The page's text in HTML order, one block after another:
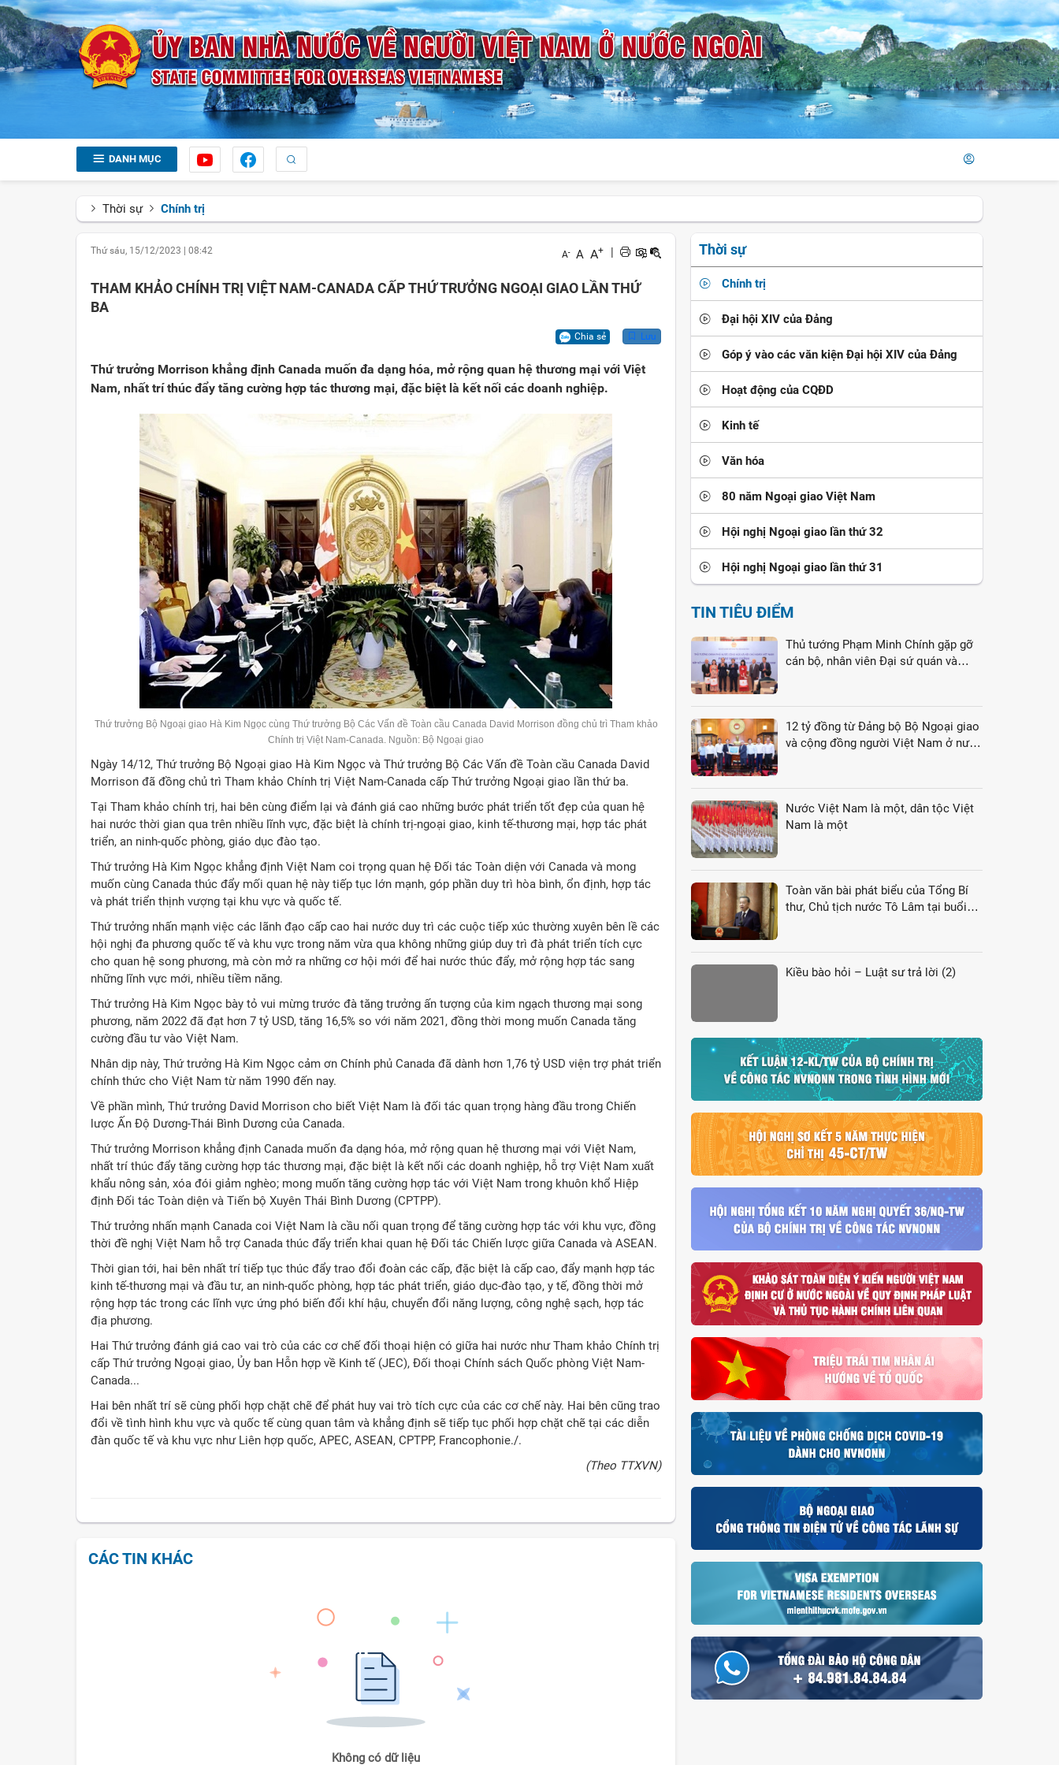
DANH MỤC
Thời sự Chính trị
Thứ sáu, 15/12/2023 08:42 A- A A+ |
THAM KHẢO CHÍNH TRỊ VIỆT NAM-CANADA CẤP THỨ TRƯỞNG NGOẠI GIAO LẦN THỨ
BA
Chia sẻ Lưu
Thứ trưởng Morrison khẳng định Canada muốn đa dạng hóa, mở rộng quan hệ thương mại với Việt
Nam, nhất trí thúc đẩy tăng cường hợp tác thương mại, đặc biệt là kết nối các doanh nghiệp.
Thứ trưởng Bộ Ngoại giao Hà Kim Ngọc cùng Thứ trưởng Bộ Các Vấn đề Toàn cầu Canada David Morrison đồng chủ trì Tham khảo
Chính trị Việt Nam-Canada. Nguồn: Bộ Ngoại giao
Ngày 14/12, Thứ trưởng Bộ Ngoại giao Hà Kim Ngọc và Thứ trưởng Bộ Các Vấn đề Toàn cầu Canada David
Morrison đã đồng chủ trì Tham khảo Chính trị Việt Nam-Canada cấp Thứ trưởng Ngoại giao lần thứ ba.
Tại Tham khảo chính trị, hai bên cùng điểm lại và đánh giá cao những bước phát triển tốt đẹp của quan hệ
hai nước thời gian qua trên nhiều lĩnh vực, đặc biệt là chính trị-ngoại giao, kinh tế-thương mại, hợp tác phát
triển, an ninh-quốc phòng, giáo dục đào tạo.
Thứ trưởng Hà Kim Ngọc khẳng định Việt Nam coi trọng quan hệ Đối tác Toàn diện với Canada và mong
muốn cùng Canada thúc đẩy mối quan hệ này tiếp tục lớn mạnh, góp phần duy trì hòa bình, ổn định, hợp tác
và phát triển thịnh vượng tại khu vực và quốc tế.
Thứ trưởng nhấn mạnh việc các lãnh đạo cấp cao hai nước duy trì các cuộc tiếp xúc thường xuyên bên lề các
hội nghị đa phương quốc tế và khu vực trong năm vừa qua không những giúp duy trì đà phát triển tích cực
cho quan hệ song phương, mà còn mở ra những cơ hội mới để hai nước thúc đẩy, mở rộng hợp tác sang
những lĩnh vực mới, nhiều tiềm năng.
Thứ trưởng Hà Kim Ngọc bày tỏ vui mừng trước đà tăng trưởng ấn tượng của kim ngạch thương mại song
phương, năm 2022 đã đạt hơn 7 tỷ USD, tăng 16,5% so với năm 2021, đồng thời mong muốn Canada tăng
cường đầu tư vào Việt Nam.
Nhân dịp này, Thứ trưởng Hà Kim Ngọc cảm ơn Chính phủ Canada đã dành hơn 1,76 tỷ USD viện trợ phát triển
chính thức cho Việt Nam từ năm 1990 đến nay.
Về phần mình, Thứ trưởng David Morrison cho biết Việt Nam là đối tác quan trọng hàng đầu trong Chiến
lược Ấn Độ Dương-Thái Bình Dương của Canada.
Thứ trưởng Morrison khẳng định Canada muốn đa dạng hóa, mở rộng quan hệ thương mại với Việt Nam,
nhất trí thúc đẩy tăng cường hợp tác thương mại, đặc biệt là kết nối các doanh nghiệp, hỗ trợ Việt Nam xuất
khẩu nông sản, xóa đói giảm nghèo; mong muốn tăng cường hợp tác với Việt Nam trong khuôn khổ Hiệp
định Đối tác Toàn diện và Tiến bộ Xuyên Thái Bình Dương (CPTPP).
Thứ trưởng nhấn mạnh Canada coi Việt Nam là cầu nối quan trọng để tăng cường hợp tác với khu vực, đồng
thời đề nghị Việt Nam hỗ trợ Canada thúc đẩy triển khai quan hệ Đối tác Chiến lược giữa Canada và ASEAN.
Thời gian tới, hai bên nhất trí tiếp tục thúc đẩy trao đổi đoàn các cấp, đặc biệt là cấp cao, đẩy mạnh hợp tác
kinh tế-thương mại và đầu tư, an ninh-quốc phòng, hợp tác phát triển, giáo dục-đào tạo, y tế, đồng thời mở
rộng hợp tác trong các lĩnh vực ứng phó biến đổi khí hậu, chuyển đổi năng lượng, công nghệ sạch, hợp tác
địa phương.
Hai Thứ trưởng đánh giá cao vai trò của các cơ chế đối thoại hiện có giữa hai nước như Tham khảo Chính trị
cấp Thứ trưởng Ngoại giao, Ủy ban Hỗn hợp về Kinh tế (JEC), Đối thoại Chính sách Quốc phòng Việt Nam-
Canada...
Hai bên nhất trí sẽ cùng phối hợp chặt chẽ để phát huy vai trò tích cực của các cơ chế này. Hai bên cũng trao
đổi về tình hình khu vực và quốc tế cùng quan tâm và khẳng định sẽ tiếp tục phối hợp chặt chẽ tại các diễn
đàn quốc tế và khu vực như Liên hợp quốc, APEC, ASEAN, CPTPP, Francophonie./.
(Theo TTXVN)
CÁC TIN KHÁC
Không có dữ liệu
Thời sự
Chính trị
Đại hội XIV của Đảng
Góp ý vào các văn kiện Đại hội XIV của Đảng
Hoạt động của CQĐD
Kinh tế
Văn hóa
80 năm Ngoại giao Việt Nam
Hội nghị Ngoại giao lần thứ 32
Hội nghị Ngoại giao lần thứ 31
TIN TIÊU ĐIỂM
Thủ tướng Phạm Minh Chính gặp gỡ
cán bộ, nhân viên Đại sứ quán và
12 tỷ đồng từ Đảng bộ Bộ Ngoại giao
và cộng đồng người Việt Nam ở nước
Nước Việt Nam là một, dân tộc Việt
Nam là một
Toàn văn bài phát biểu của Tổng Bí
thư, Chủ tịch nước Tô Lâm tại buổi
Kiều bào hỏi – Luật sư trả lời (2)